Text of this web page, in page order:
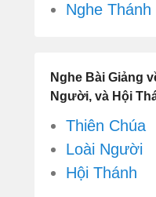
Nghe
Nghe Bài Giảng
Người, và Hội
Thiên Chúa
Loài Người
Hội Thánh